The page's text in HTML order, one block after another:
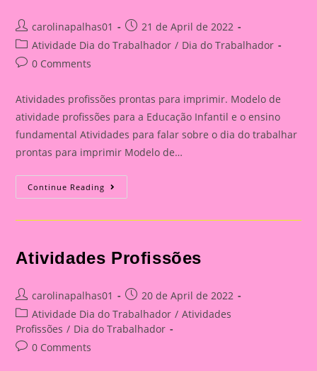
Post
author:
carolinapalhas01
Post
published:
21 de April de 2022
Post
category:
Atividade Dia do Trabalhador / Dia do Trabalhador
Post0 Comments
Atividades profissões prontas para imprimir. Modelo de
atividade profissões para a Educação Infantil e o ensino
fundamental Atividades para falar sobre o dia do trabalhar
prontas para imprimir Modelo de…
Continue Reading Atividades
Dia
Trabalhador
Atividades Profissões
Post
author:
carolinapalhas01
Post
published:
20 de April de 2022
Post
category:
Atividade Dia do Trabalhador / Atividades
Profissões / Dia do Trabalhador
Post0 Comments